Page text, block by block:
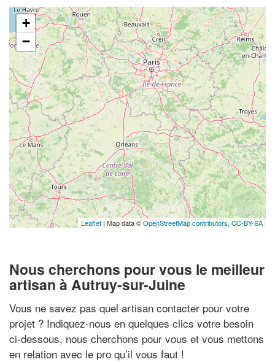
+
−
Leaflet | Map data ©OpenStreetMap contributors, CC-BY-SA
Nous cherchons pour vous le meilleur
artisan à Autruy-sur-Juine
Vous ne savez pas quel artisan contacter pour votre
projet ? Indiquez-nous en quelques clics votre besoin
ci-dessous, nous cherchons pour vous et vous mettons
en relation avec le pro qu’il vous faut !